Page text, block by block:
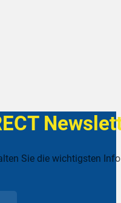
Sie die wichtigsten